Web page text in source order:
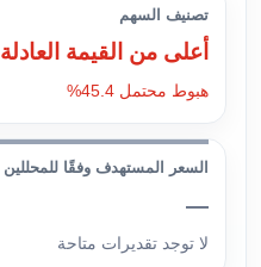
تصنيف السهم
أعلى من القيمة العادلة
هبوط محتمل 45.4%
السعر المستهدف وفقًا للمحللين
—
لا توجد تقديرات متاحة